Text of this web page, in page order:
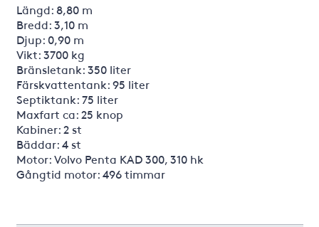
Längd: 8,80 m
Bredd: 3,10 m
Djup: 0,90 m
Vikt: 3700 kg
Bränsletank: 350 liter
Färskvattentank: 95 liter
Septiktank: 75 liter
Maxfart ca: 25 knop
Kabiner: 2 st
Bäddar: 4 st
Motor: Volvo Penta KAD 300, 310 hk
Gångtid motor: 496 timmar